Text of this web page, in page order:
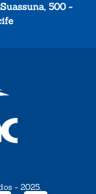
500 -
- 2025.